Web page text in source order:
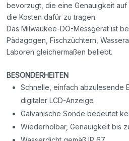
bevorzugt, die eine Genauigkeit
die Kosten dafür zu tragen.
Das Milwaukee-DO-Messgerät ist
Pädagogen, Fischzüchtern,
Laboren gleichermaßen beliebt.
BESONDERHEITEN
Schnelle, einfach abzulesende
digitaler LCD-Anzeige
Galvanische Sonde bedeutet
Wiederholbar, Genauigkeit bis